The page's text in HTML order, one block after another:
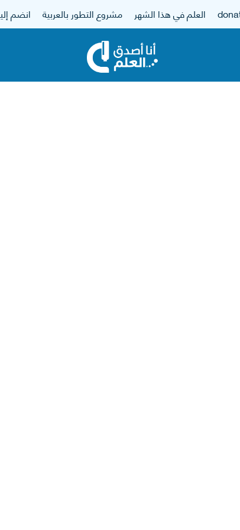
العلم في هذا الشهر مشروع التطور بالعربية انضم